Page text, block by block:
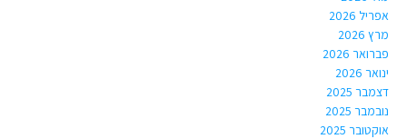
אפריל 2026
מרץ 2026
פברואר 2026
ינואר 2026
דצמבר 2025
נובמבר 2025
אוקטובר 2025